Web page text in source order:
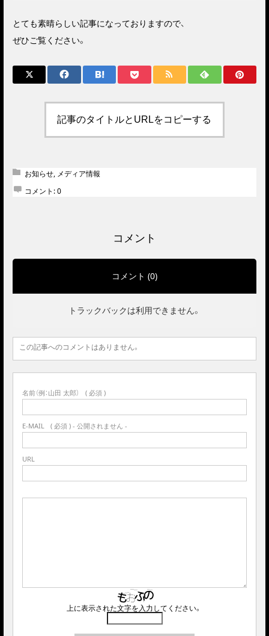
とても素晴らしい記事になっておりますので、
ぜひご覧ください。
記事のタイトルとURLをコピーする
お知らせ, メディア情報
コメント:0
コメント
コメント (0)
トラックバックは利用できません。
この記事へのコメントはありません。
名前（例：山田 太郎） ( 必須 )
E-MAIL ( 必須 ) - 公開されません -
URL
上に表示された文字を入力してください。